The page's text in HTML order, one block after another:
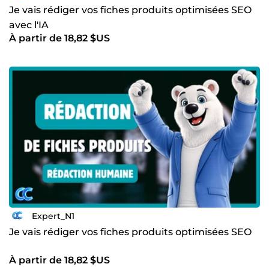
Je vais rédiger vos fiches produits optimisées SEO
avec l'IA
À partir de 18,82 $US
Expert_N1
Je vais rédiger vos fiches produits optimisées SEO
À partir de 18,82 $US